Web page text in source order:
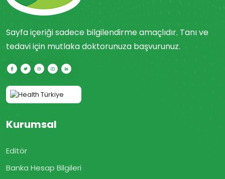
Sayfa içeriği sadece bilgilendirme amaçlıdır. Tanı ve
tedavi için mutlaka doktorunuza başvurunuz.
Kurumsal
Editör
Banka Hesap Bilgileri